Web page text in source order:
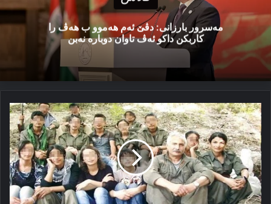
مەسرور بارزانی: دڤێ ئەم هەموو ب هەڤ را
کاربکن داکو ئەڤ تاوان دوبارە نەبن
ژ
ھەر
مالێ
كورەك
یان
كچەك